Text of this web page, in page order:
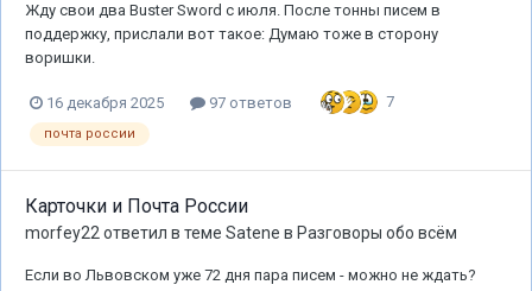
Жду свои два Buster Sword с июля. После тонны писем в
поддержку, прислали вот такое: Думаю тоже в сторону
воришки.
16 декабря 2025 97 ответов 7
почта россии
Карточки и Почта России
morfey22 ответил в теме Satene в Разговоры обо всём
Если во Львовском уже 72 дня пара писем - можно не ждать?